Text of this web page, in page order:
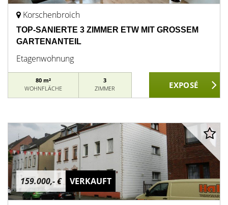
Korschenbroich
TOP-SANIERTE 3 ZIMMER ETW MIT GROSSEM
GARTENANTEIL
Etagenwohnung
80 m²
WOHNFLÄCHE
3
ZIMMER
159.000,- € VERKAUFT